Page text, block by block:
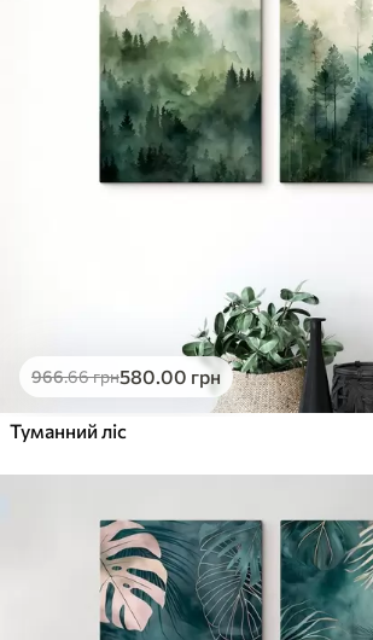
966.66грн580.00 грн
Туманний ліс